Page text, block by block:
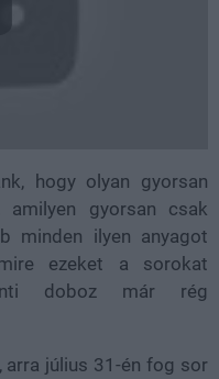
hogy olyan gyorsan
gyorsan csak
minden ilyen anyagot
ezeket a sorokat
doboz már rég
július 31-én fog sor